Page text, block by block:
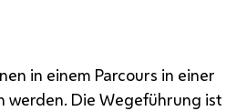
in einem Parcours in einer
werden. Die Wegeführung ist